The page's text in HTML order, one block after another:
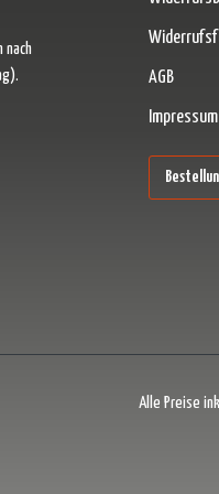
Tab (externer Link)
öffnet in neuem Tab (externer Link)
inspirieren – öffnet in neuem
in neuem Tab (externer Link)
AGB
Impressum
Alle Preise